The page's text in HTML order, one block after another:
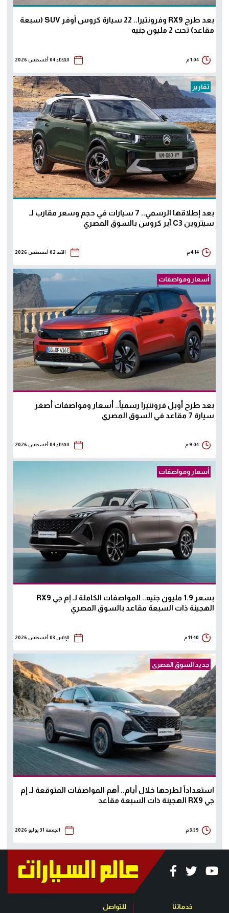
بعد طرح RX9 وفرونتيرا.. 22 سيارة كروس أوفر SUV (سبعة
مقاعد) تحت 2 مليون جنيه
1:04 م الثلاثاء 04 أغسطس 2026
تقارير
بعد إطلاقها الرسمي.. 7 سيارات في حجم وسعر مقارب لـ
سيتروين C3 آير كروس بالسوق المصري
4:14 م الأحد 02 أغسطس 2026
أسعار ومواصفات
بعد طرح أوبل فرونتيرا رسمياً.. أسعار ومواصفات أصغر
سيارة 7 مقاعد في السوق المصري
9:04 م الثلاثاء 04 أغسطس 2026
أسعار ومواصفات
بسعر 1.9 مليون جنيه.. المواصفات الكاملة لـ إم جي RX9
الهجينة ذات السبعة مقاعد بالسوق المصري
11:40 م الإثنين 03 أغسطس 2026
جديد السوق المصرى
استعداداً لطرحها خلال أيام.. أهم المواصفات المتوقعة لـ إم
جي RX9 الهجينة ذات السبعة مقاعد
3:59 م الجمعة 31 يوليو 2026
خدماتنا للتواصل